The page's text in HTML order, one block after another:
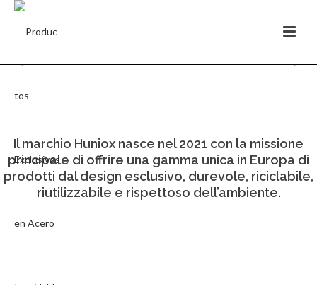
Il marchio Huniox nasce nel 2021 con la missione
principale di offrire una gamma unica in Europa di
prodotti dal design esclusivo, durevole, riciclabile,
riutilizzabile e rispettoso dell’ambiente.